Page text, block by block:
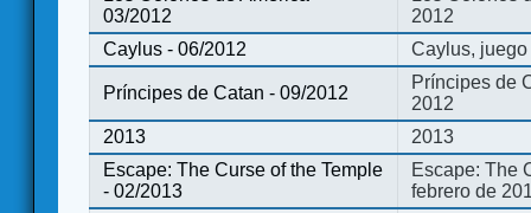
03/2012
2012
Caylus - 06/2012
Caylus,
Príncipes de Catan - 09/2012
Príncipes de
2012
2013
2013
Escape: The Curse of the Temple
- 02/2013
Escape: The
febrero de